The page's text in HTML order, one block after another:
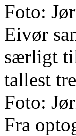
Foto:
Eivør
særligt
tallest
Foto:
Fra